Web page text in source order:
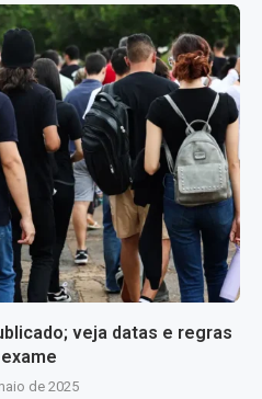
veja datas e regras
de 2025